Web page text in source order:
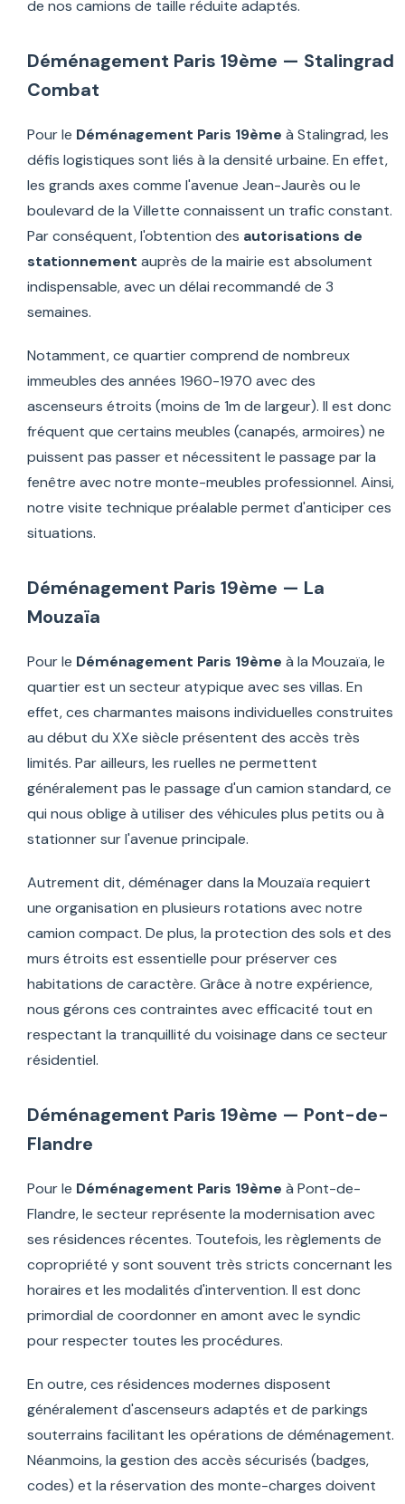
de nos camions de taille réduite adaptés.
Déménagement Paris 19ème — Stalingrad
Combat
Pour le Déménagement Paris 19ème à Stalingrad, les
défis logistiques sont liés à la densité urbaine. En effet,
les grands axes comme l'avenue Jean-Jaurès ou le
boulevard de la Villette connaissent un trafic constant.
Par conséquent, l'obtention des autorisations de
stationnement auprès de la mairie est absolument
indispensable, avec un délai recommandé de 3
semaines.
Notamment, ce quartier comprend de nombreux
immeubles des années 1960-1970 avec des
ascenseurs étroits (moins de 1m de largeur). Il est donc
fréquent que certains meubles (canapés, armoires) ne
puissent pas passer et nécessitent le passage par la
fenêtre avec notre monte-meubles professionnel. Ainsi,
notre visite technique préalable permet d'anticiper ces
situations.
Déménagement Paris 19ème — La
Mouzaïa
Pour le Déménagement Paris 19ème à la Mouzaïa, le
quartier est un secteur atypique avec ses villas. En
effet, ces charmantes maisons individuelles construites
au début du XXe siècle présentent des accès très
limités. Par ailleurs, les ruelles ne permettent
généralement pas le passage d'un camion standard, ce
qui nous oblige à utiliser des véhicules plus petits ou à
stationner sur l'avenue principale.
Autrement dit, déménager dans la Mouzaïa requiert
une organisation en plusieurs rotations avec notre
camion compact. De plus, la protection des sols et des
murs étroits est essentielle pour préserver ces
habitations de caractère. Grâce à notre expérience,
nous gérons ces contraintes avec efficacité tout en
respectant la tranquillité du voisinage dans ce secteur
résidentiel.
Déménagement Paris 19ème — Pont-de-
Flandre
Pour le Déménagement Paris 19ème à Pont-de-
Flandre, le secteur représente la modernisation avec
ses résidences récentes. Toutefois, les règlements de
copropriété y sont souvent très stricts concernant les
horaires et les modalités d'intervention. Il est donc
primordial de coordonner en amont avec le syndic
pour respecter toutes les procédures.
En outre, ces résidences modernes disposent
généralement d'ascenseurs adaptés et de parkings
souterrains facilitant les opérations de déménagement.
Néanmoins, la gestion des accès sécurisés (badges,
codes) et la réservation des monte-charges doivent